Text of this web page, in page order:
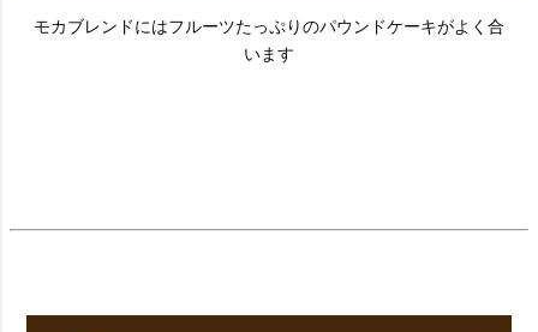
モカブレンドにはフルーツたっぷりのパウンドケーキがよく合
います